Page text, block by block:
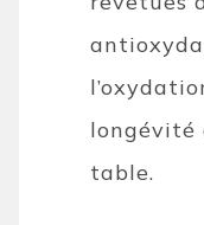
longévité
table.